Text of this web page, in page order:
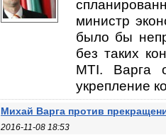
министр
было бы
без таких
MTI. Варга
укрепление
Михай Варга против
2016-11-08 18:53